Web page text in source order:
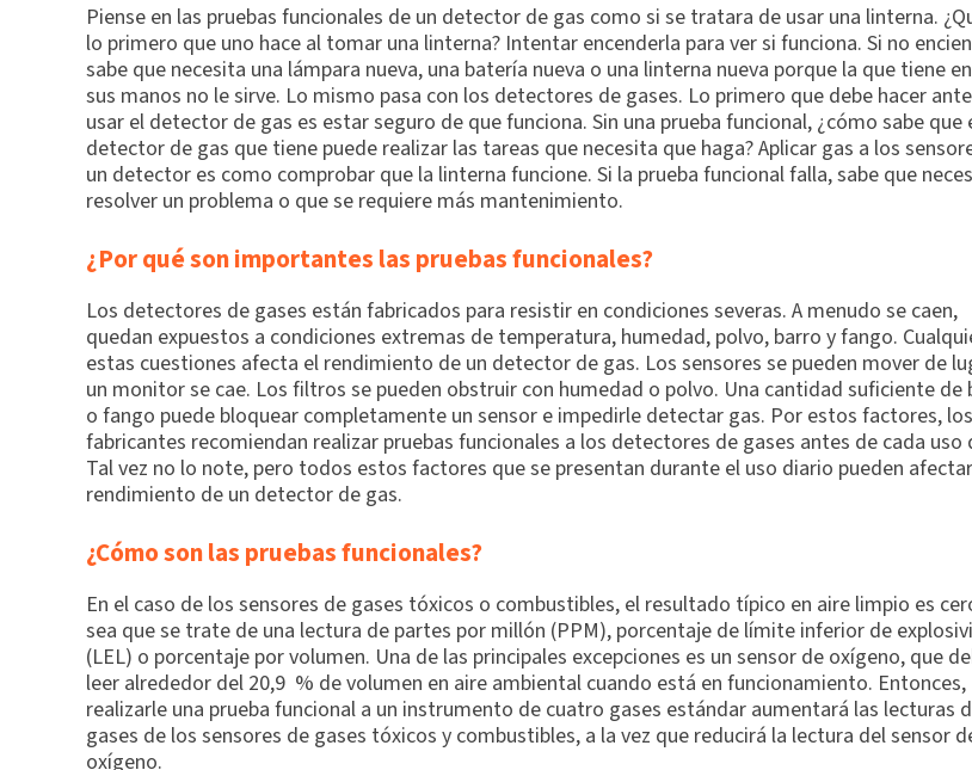
Piense en las pruebas funcionales de un detector de gas como si se tratara de usar una linterna.
lo primero que uno hace al tomar una linterna? Intentar encenderla para ver si funciona. Si no
sabe que necesita una lámpara nueva, una batería nueva o una linterna nueva porque la que tiene
sus manos no le sirve. Lo mismo pasa con los detectores de gases. Lo primero que debe hacer
usar el detector de gas es estar seguro de que funciona. Sin una prueba funcional, ¿cómo sabe que
detector de gas que tiene puede realizar las tareas que necesita que haga? Aplicar gas a los
un detector es como comprobar que la linterna funcione. Si la prueba funcional falla, sabe que
resolver un problema o que se requiere más mantenimiento.
¿Por qué son importantes las pruebas funcionales?
Los detectores de gases están fabricados para resistir en condiciones severas. A menudo se caen,
quedan expuestos a condiciones extremas de temperatura, humedad, polvo, barro y fango.
estas cuestiones afecta el rendimiento de un detector de gas. Los sensores se pueden mover de
un monitor se cae. Los filtros se pueden obstruir con humedad o polvo. Una cantidad suficiente de
o fango puede bloquear completamente un sensor e impedirle detectar gas. Por estos factores, los
fabricantes recomiendan realizar pruebas funcionales a los detectores de gases antes de cada uso
Tal vez no lo note, pero todos estos factores que se presentan durante el uso diario pueden
rendimiento de un detector de gas.
¿Cómo son las pruebas funcionales?
En el caso de los sensores de gases tóxicos o combustibles, el resultado típico en aire limpio es
sea que se trate de una lectura de partes por millón (PPM), porcentaje de límite inferior de
(LEL) o porcentaje por volumen. Una de las principales excepciones es un sensor de oxígeno, que
leer alrededor del 20,9 % de volumen en aire ambiental cuando está en funcionamiento. Entonces,
realizarle una prueba funcional a un instrumento de cuatro gases estándar aumentará las lecturas
gases de los sensores de gases tóxicos y combustibles, a la vez que reducirá la lectura del sensor
oxígeno.